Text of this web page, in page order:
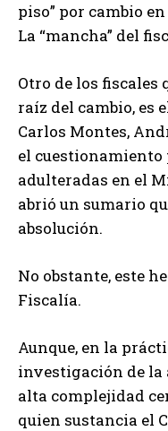
piso” por cambio
La “mancha” del
Otro de los fiscales
raíz del cambio, es
Carlos Montes,
el cuestionamiento
adulteradas en el
abrió un sumario
absolución.
No obstante, este
Fiscalía.
Aunque, en la
investigación de la
alta complejidad
quien sustancia el